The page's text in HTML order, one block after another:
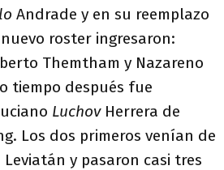
Andrade y en su reemplazo
roster ingresaron:
Themtham y Nazareno
tiempo después fue
Luchov Herrera de
Los dos primeros venían de
y pasaron casi tres